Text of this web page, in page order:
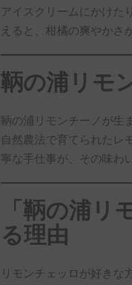
アイスクリームにかけた
えると、柑橘の爽やかさ
鞆の浦リモ
鞆の浦リモンチーノが生
自然農法で育てられたレ
寧な手仕事が、その味わ
「鞆の浦
る理由
リモンチェッロが好きな